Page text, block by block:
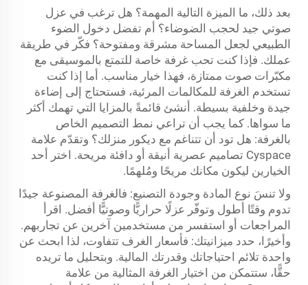
بعد ذلك، ما الميزة التالية المهمة؟ هل ترغب في عزل
صوتي جيد لحجب الضوضاء؟ أم تفضل دخول الضوء
الطبيعي لجعل المساحة مشرقة ومفتوحة؟ فكّر في طريقة
عملك. فإذا كنت تحب غرفة خاصة للتمتع بالموسيقى مع
مكبّرات صوت ممتازة، فهذا خيار مناسب. أما إذا كنت
تستخدم الغرفة للمكالمات المرئية، فستحتاج إلى إضاءة
جيدة وخلفية بسيطة. أنشئ قائمةً بالمزايا التي تهمك أكثر
ما سواها. كما يجب أن تراعي نمط التصميم الخاص
بالغرفة: هل تود أن تتناغم مع ديكور منزلك؟ وتقدّم علامة
Cyspace تصاميم عصرية أنيقة أو دافئة مريحة. اختر أحد
الخيارين ليكون مكانك مريحًا ومُلهمًا.
ولا تنسَ نوع المادة وجودة التصنيع: فالغرفة المصنوعة جيدًا
تدوم وقتًا أطول وتوفّر عزلًا حراريًّا وصوتيًّا أفضل. اقرأ
المراجعات أو استفسر من مستخدمين آخرين عن تجاربهم.
وأخيرًا، حدد ميزانيتك: فأسعار الغرف تتفاوت، لذا ابحث عن
واحدة تلائم احتياجاتك وقدرتك المالية. وبتحليل ما تريده
حقًّا، ستتمكن من اختيار الغرفة المثالية من علامة